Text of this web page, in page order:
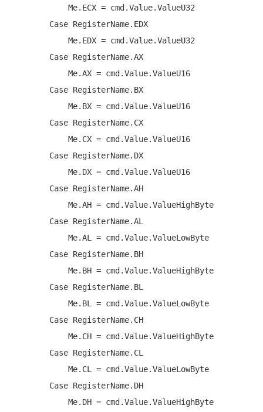
Me.ECX = cmd.Value.ValueU32
Case RegisterName.EDX
Me.EDX = cmd.Value.ValueU32
Case RegisterName.AX
Me.AX = cmd.Value.ValueU16
Case RegisterName.BX
Me.BX = cmd.Value.ValueU16
Case RegisterName.CX
Me.CX = cmd.Value.ValueU16
Case RegisterName.DX
Me.DX = cmd.Value.ValueU16
Case RegisterName.AH
Me.AH = cmd.Value.ValueHighByte
Case RegisterName.AL
Me.AL = cmd.Value.ValueLowByte
Case RegisterName.BH
Me.BH = cmd.Value.ValueHighByte
Case RegisterName.BL
Me.BL = cmd.Value.ValueLowByte
Case RegisterName.CH
Me.CH = cmd.Value.ValueHighByte
Case RegisterName.CL
Me.CL = cmd.Value.ValueLowByte
Case RegisterName.DH
Me.DH = cmd.Value.ValueHighByte